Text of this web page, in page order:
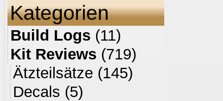
Kategorien
Build Logs (11)
Kit Reviews (719)
Ätzteilsätze (145)
Decals (5)